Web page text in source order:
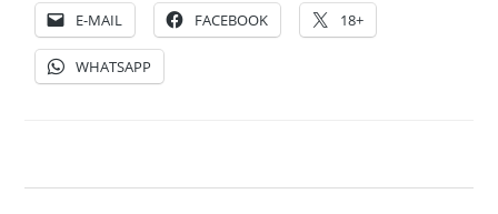
E-MAIL FACEBOOK 18+
WHATSAPP